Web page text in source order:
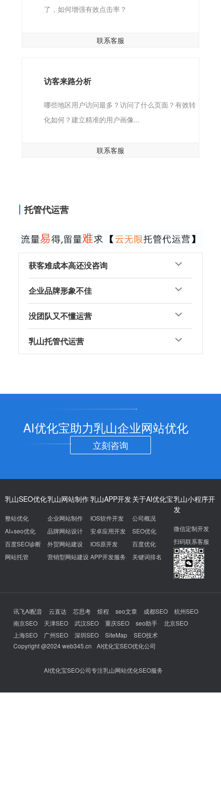
了，如何增强有效点击率？
联系客服
访客来路分析
哪些地区用户访问最多？访问了什么页面？有效转
化如何？建立精准的用户画像...
联系客服
托管代运营
获客难成本高还没咨询
企业品牌形象不佳
没团队又不懂运营
乳山托管代运营
AI优化宝助力乳山企业网站优化
立刻咨询
乳山SEO优化
整站优化
AI+seo优化
百度SEO诊断
网站托管
乳山网站制作
企业网站制作
品牌网站设计
外贸网站建设
营销型网站建设
乳山APP开发
IOS软件开发
安卓应用开发
IOS原开发
APP开发服务
关于AI优化宝
公司概况
SEO优化
百度优化
关键词排名
乳山小程序开
发
微信定制开发
扫码联系客服
讯飞AI配音 云直达 芯思考 煜程 seo文章 成都SEO
杭州SEO
南京SEO
天津SEO 武汉SEO 重庆SEO seo助手
北京SEO
上海SEO
广州SEO 深圳SEO SiteMap
SEO技术
Copyright @2024 web345.cn
AI优化宝SEO优化公司
AI优化宝SEO公司专注乳山网站优化SEO服务